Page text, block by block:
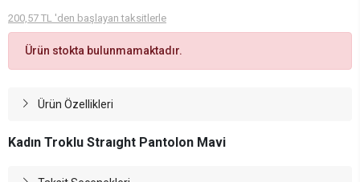
200,57 TL 'den başlayan taksitlerle
Ürün stokta bulunmamaktadır.
Ürün Özellikleri
Kadın Troklu Straıght Pantolon Mavi